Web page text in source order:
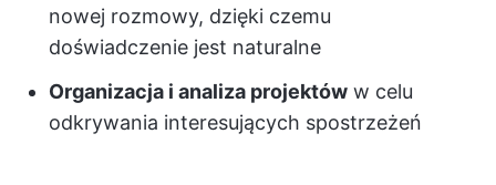
nowej rozmowy, dzięki czemu
doświadczenie jest naturalne
Organizacja i analiza projektów w celu
odkrywania interesujących spostrzeżeń